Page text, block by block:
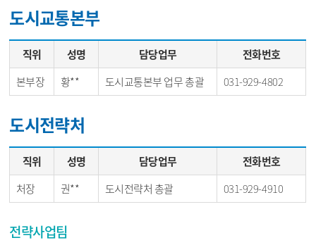
도시교통본부
직위 성명 담당업무
전화번호
본부장
황** 도시교통본부 업무 총괄 031-929-4802
도시전략처
직위 성명 담당업무
전화번호
처장
권** 도시전략처 총괄 031-929-4910
전략사업팀